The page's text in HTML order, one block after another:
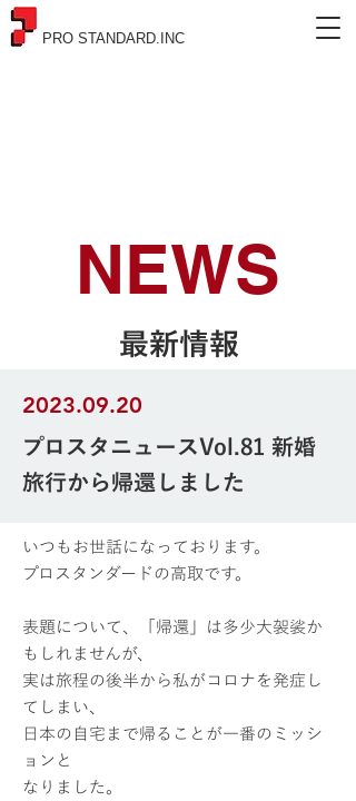
PRO STANDARD.INC
NEWS
最新情報
2023.09.20
プロスタニュースVol.81 新婚
旅行から帰還しました
いつもお世話になっております。
プロスタンダードの高取です。
表題について、「帰還」は多少大袈裟か
もしれませんが、
実は旅程の後半から私がコロナを発症し
てしまい、
日本の自宅まで帰ることが一番のミッシ
ョンと
なりました。